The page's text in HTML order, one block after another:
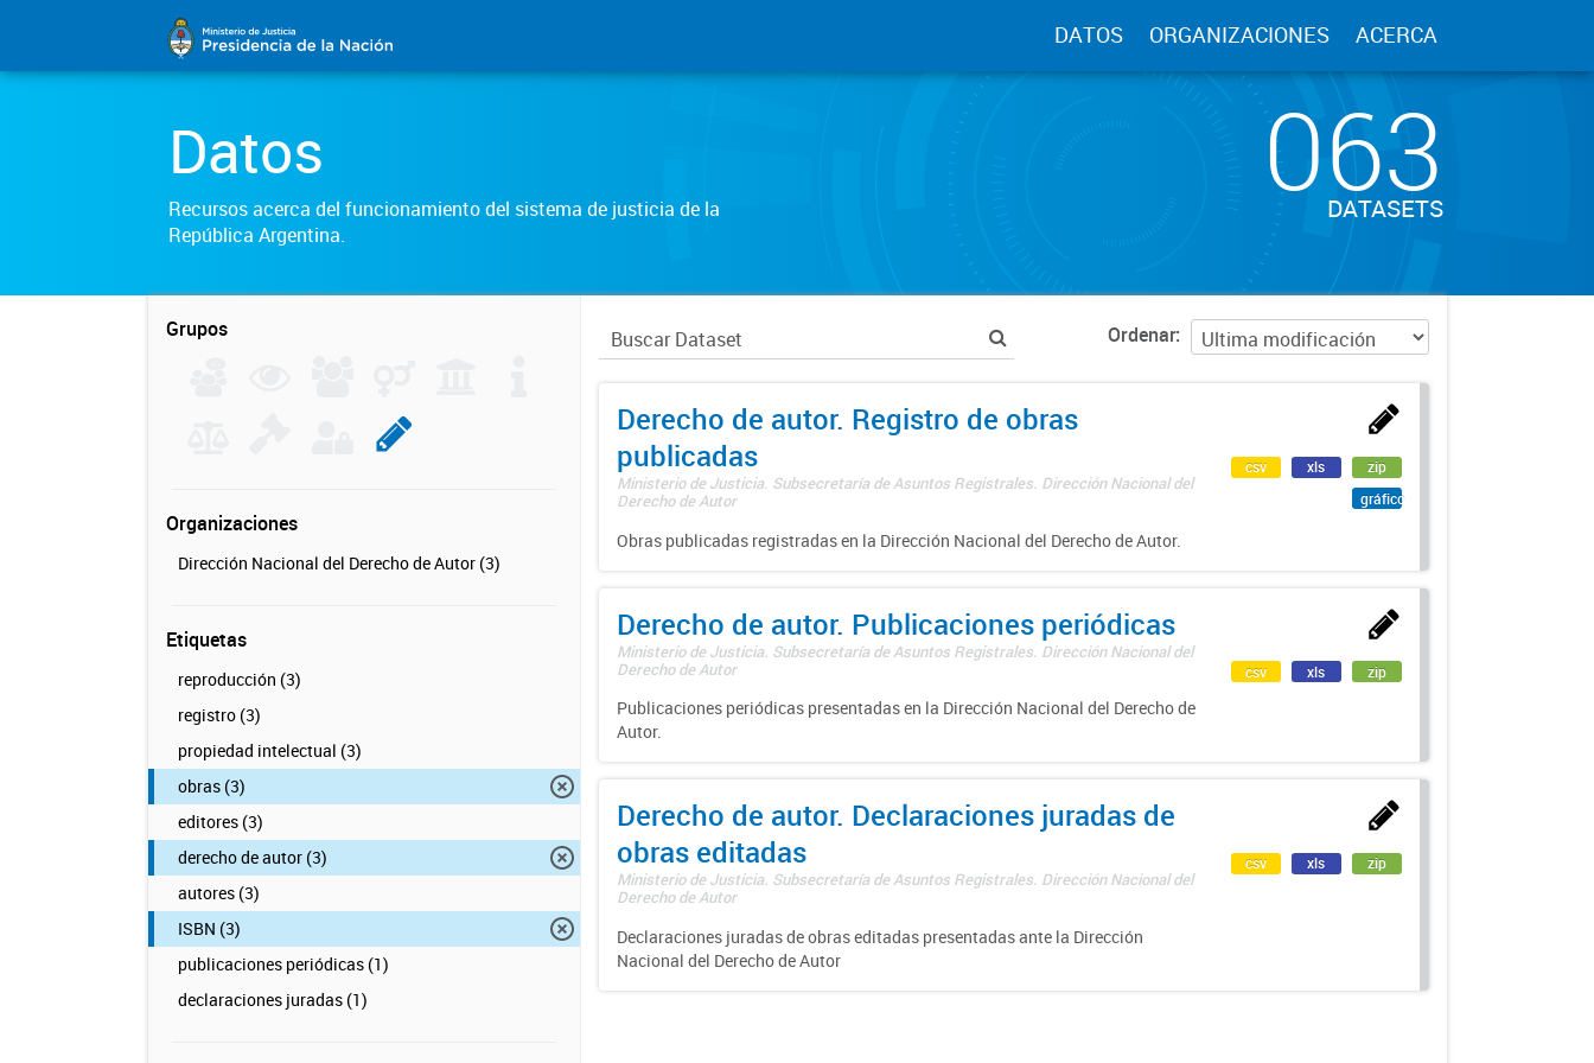
DATOS ORGANIZACIONES ACERCA
Datos
Recursos acerca del funcionamiento del sistema de justicia de la
República Argentina.
063
DATASETS
Grupos
Organizaciones
Dirección Nacional del Derecho de Autor (3)
Etiquetas
reproducción (3)
registro (3)
propiedad intelectual (3)
obras (3)
editores (3)
derecho de autor (3)
autores (3)
ISBN (3)
publicaciones periódicas (1)
declaraciones juradas (1)
Ordenar
Derecho de autor. Registro de obras
publicadas
Ministerio de Justicia. Subsecretaría de Asuntos Registrales. Dirección Nacional del
Derecho de Autor
Obras publicadas registradas en la Dirección Nacional del Derecho de Autor.
csv xls
zip
gráfico
Derecho de autor. Publicaciones periódicas
Ministerio de Justicia. Subsecretaría de Asuntos Registrales. Dirección Nacional del
Derecho de Autor
Publicaciones periódicas presentadas en la Dirección Nacional del Derecho de
Autor.
csv xls zip
Derecho de autor. Declaraciones juradas de
obras editadas
Ministerio de Justicia. Subsecretaría de Asuntos Registrales. Dirección Nacional del
Derecho de Autor
Declaraciones juradas de obras editadas presentadas ante la Dirección
Nacional del Derecho de Autor
csv xls zip